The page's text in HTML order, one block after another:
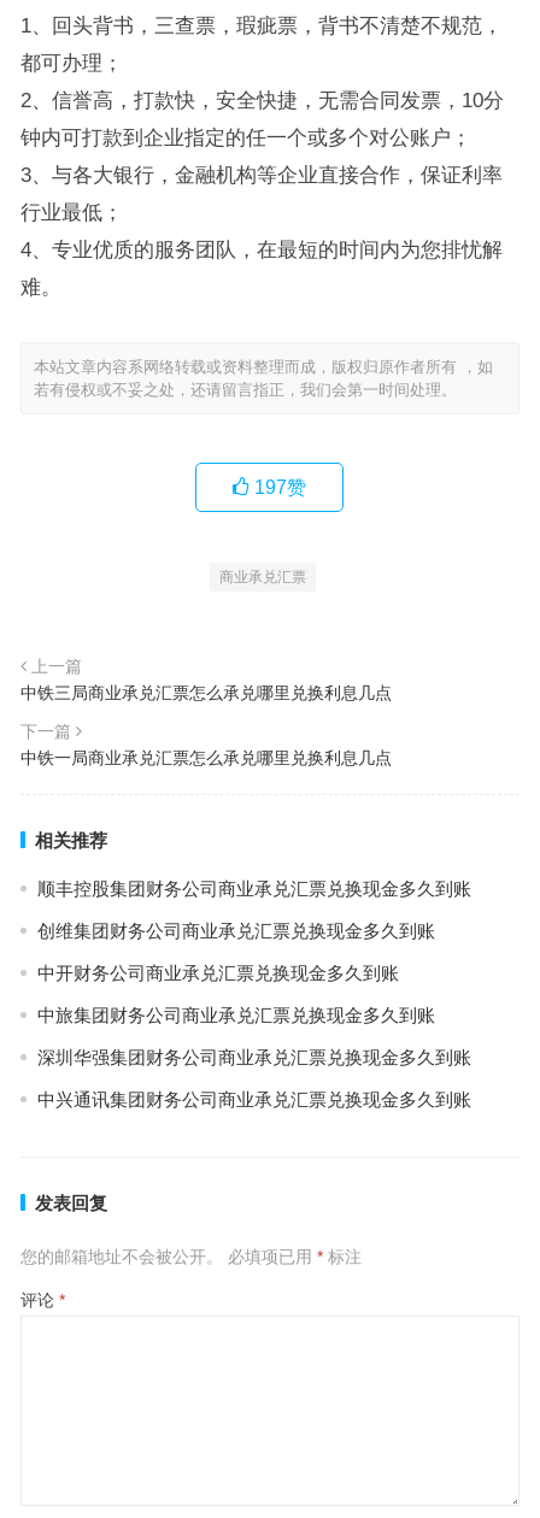
1、回头背书，三查票，瑕疵票，背书不清楚不规范，
都可办理；
2、信誉高，打款快，安全快捷，无需合同发票，10分
钟内可打款到企业指定的任一个或多个对公账户；
3、与各大银行，金融机构等企业直接合作，保证利率
行业最低；
4、专业优质的服务团队，在最短的时间内为您排忧解
难。
本站文章内容系网络转载或资料整理而成，版权归原作者所有 ，如
若有侵权或不妥之处，还请留言指正，我们会第一时间处理。
197赞
商业承兑汇票
上一篇
中铁三局商业承兑汇票怎么承兑哪里兑换利息几点
下一篇
中铁一局商业承兑汇票怎么承兑哪里兑换利息几点
相关推荐
顺丰控股集团财务公司商业承兑汇票兑换现金多久到账
创维集团财务公司商业承兑汇票兑换现金多久到账
中开财务公司商业承兑汇票兑换现金多久到账
中旅集团财务公司商业承兑汇票兑换现金多久到账
深圳华强集团财务公司商业承兑汇票兑换现金多久到账
中兴通讯集团财务公司商业承兑汇票兑换现金多久到账
发表回复
您的邮箱地址不会被公开。 必填项已用 *标注
评论 *